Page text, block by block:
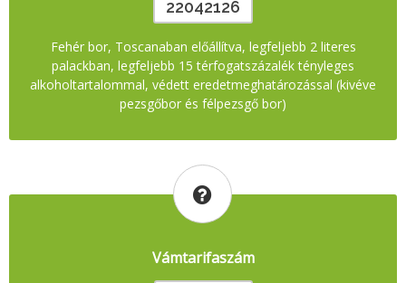
22042126
Fehér bor, Toscanaban előállítva, legfeljebb 2 literes
palackban, legfeljebb 15 térfogatszázalék tényleges
alkoholtartalommal, védett eredetmeghatározással (kivéve
pezsgőbor és félpezsgő bor)
Vámtarifaszám